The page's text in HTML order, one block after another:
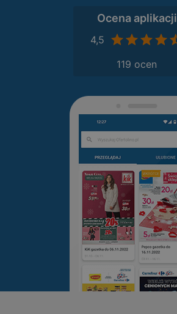
Ocena aplikacji
4,5
119 ocen